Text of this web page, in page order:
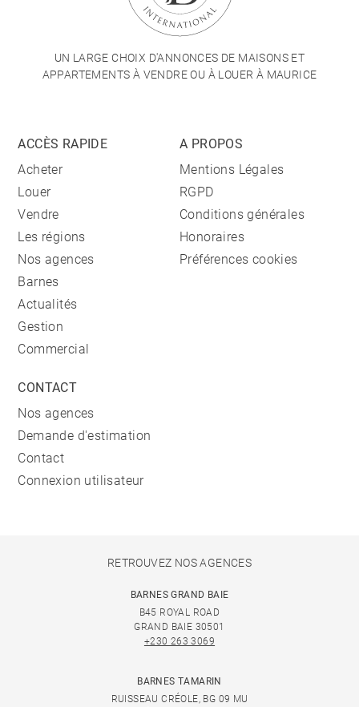
UN LARGE CHOIX D'ANNONCES DE MAISONS ET
APPARTEMENTS À VENDRE OU À LOUER À MAURICE
ACCÈS RAPIDE
Acheter
Louer
Vendre
Les régions
Nos agences
Barnes
Actualités
Gestion
Commercial
A PROPOS
Mentions Légales
RGPD
Conditions générales
Honoraires
Préférences cookies
CONTACT
Nos agences
Demande d'estimation
Contact
Connexion utilisateur
RETROUVEZ NOS AGENCES
BARNES GRAND BAIE
B45 ROYAL ROAD
GRAND BAIE 30501
+230 263 3069
BARNES TAMARIN
RUISSEAU CRÉOLE, BG 09 MU